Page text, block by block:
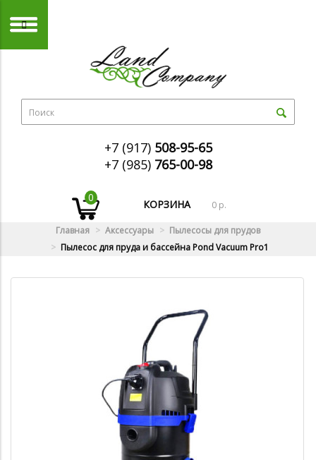
+7 (917) 508-95-65
+7 (985) 765-00-98
0
КОРЗИНА 0 р.
Главная Аксессуары
Пылесосы для прудов
Пылесос для пруда и бассейна Pond Vacuum Pro1